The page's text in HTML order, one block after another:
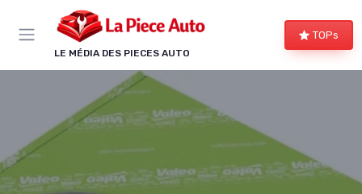
LE MÉDIA DES PIECES AUTO
TOPs
Panneau de gestion des cookies